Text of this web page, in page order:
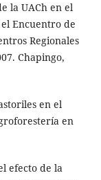
la UACh en el
Encuentro de
Regionales
Chapingo,
en el
en
efecto de la